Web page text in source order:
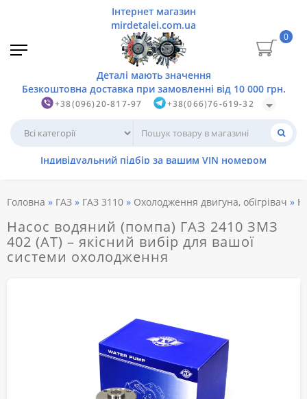
+38(096)20-817-97 +38(066)76-619-32
0
Головна ГАЗ ГАЗ 3110 Охолодження двигуна, обігрівач
Насос водяний (помпа) ГАЗ 2410 ЗМЗ
402 (АТ) – якісний вибір для вашої
системи охолодження